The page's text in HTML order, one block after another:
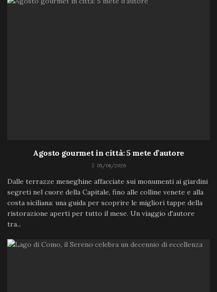
Agosto gourmet in città: 5 mete d’autore
05/08/2026
Dalle terrazze meneghine affacciate sui monumenti ai giardini
segreti nel cuore della Capitale, fino alle colline venete e alla
costa siciliana: una guida per scoprire le migliori tappe della
ristorazione aperti per tutto il mese. Un viaggio d'autore
tra...